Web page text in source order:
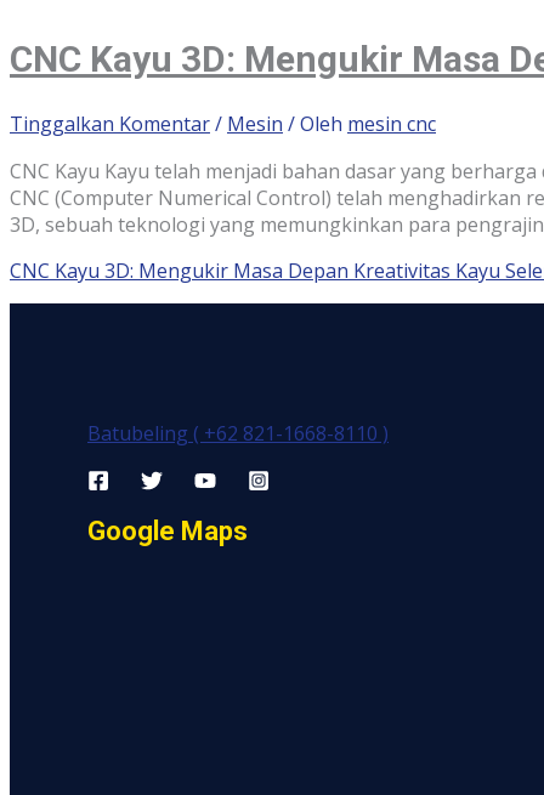
CNC Kayu 3D: Mengukir Masa
Tinggalkan Komentar/ Mesin / Oleh mesin cnc
CNC Kayu Kayu telah menjadi bahan dasar yang
CNC (Computer Numerical Control) telah menghadirkan
3D, sebuah teknologi yang memungkinkan para
CNC Kayu 3D: Mengukir Masa Depan Kreativitas Kayu
Batubeling ( +62 821-1668-8110 )
Google Maps